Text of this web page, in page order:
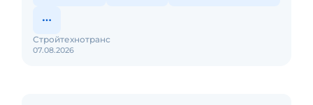
07.08.2026
Стройтехнотранс